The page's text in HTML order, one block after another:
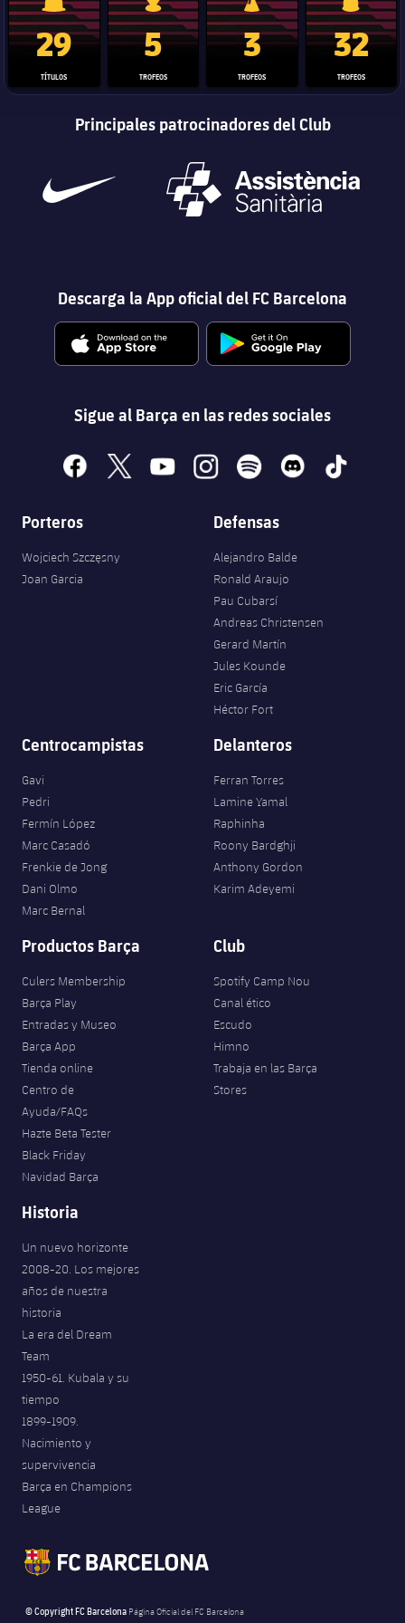
Trofeo de La Liga
29
TÍTULOS
Trofeo de la Liga de Campeones
5
TROFEOS
Trofeo del Mundial de
3
TROFEOS
Copa del
32
TROFEOS
Principales patrocinadores del Club
Descarga la App oficial del FC Barcelona
Sigue al Barça en las redes sociales
facebook
x youtubeinstagramspotify discord tiktok
Porteros
Wojciech Szczęsny
Joan Garcia
Defensas
Alejandro Balde
Ronald Araujo
Pau Cubarsí
Andreas Christensen
Gerard Martín
Jules Kounde
Eric García
Héctor Fort
Centrocampistas
Gavi
Pedri
Fermín López
Marc Casadó
Frenkie de Jong
Dani Olmo
Marc Bernal
Delanteros
Ferran Torres
Lamine Yamal
Raphinha
Roony Bardghji
Anthony Gordon
Karim Adeyemi
Productos Barça
Culers Membership
Barça Play
Entradas y Museo
Barça App
Tienda online
Centro de
Ayuda/FAQs
Hazte Beta Tester
Black Friday
Navidad Barça
Club
Spotify Camp Nou
Canal ético
Escudo
Himno
Trabaja en las Barça
Stores
Historia
Un nuevo horizonte
2008-20. Los mejores
años de nuestra
historia
La era del Dream
Team
1950-61. Kubala y su
tiempo
1899-1909.
Nacimiento y
supervivencia
Barça en Champions
League
© Copyright FC Barcelona Página Oficial del FC Barcelona